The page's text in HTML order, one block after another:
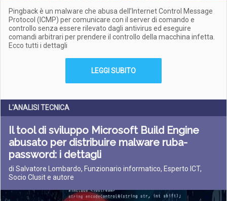
Pingback è un malware che abusa dell’Internet Control Message
Protocol (ICMP) per comunicare con il server di comando e
controllo senza essere rilevato dagli antivirus ed eseguire
comandi arbitrari per prendere il controllo della macchina infetta.
Ecco tutti i dettagli
LEGGI SUBITO
L'ANALISI TECNICA
Il tool di sviluppo Microsoft Build Engine
abusato per distribuire malware ruba-
password: i dettagli
di Salvatore Lombardo, Funzionario informatico, Esperto ICT,
Socio Clusit e autore